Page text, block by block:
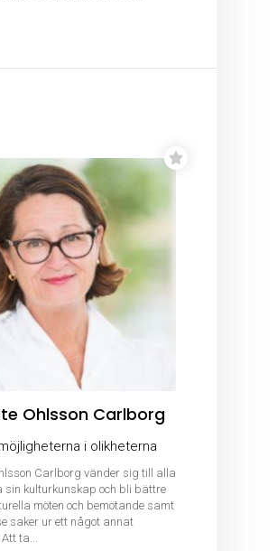
Ohlsson Carlborg
i olikheterna
Carlborg vänder sig till alla
sin kulturkunskap och bli bättre
möten och bemötande samt
saker ur ett något annat
ta...